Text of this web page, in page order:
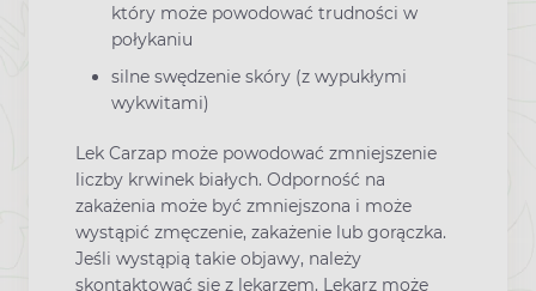
który może powodować trudności w
połykaniu
silne swędzenie skóry (z wypukłymi
wykwitami)
Lek Carzap może powodować zmniejszenie
liczby krwinek białych. Odporność na
zakażenia może być zmniejszona i może
wystąpić zmęczenie, zakażenie lub gorączka.
Jeśli wystąpią takie objawy, należy
skontaktować się z lekarzem. Lekarz może